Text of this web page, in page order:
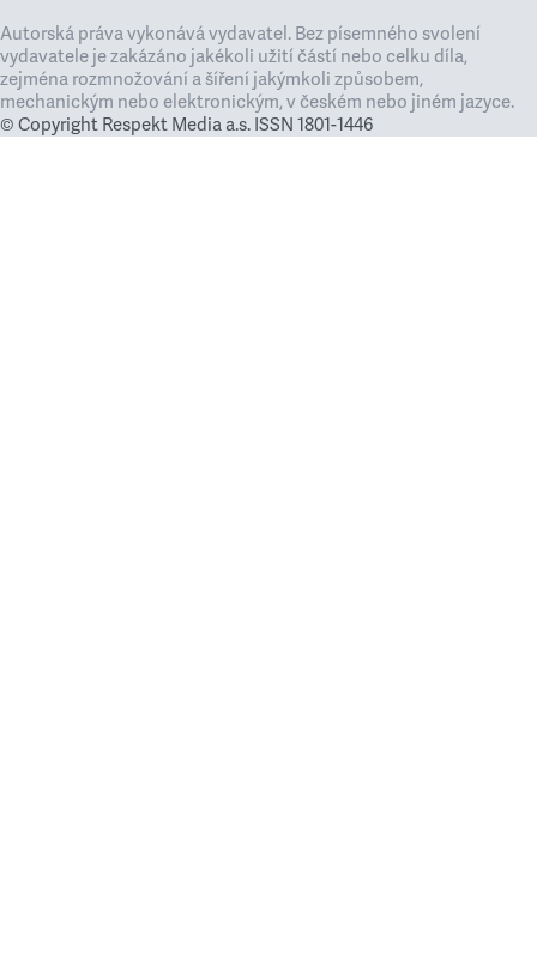
Autorská práva vykonává vydavatel. Bez písemného svolení
vydavatele je zakázáno jakékoli užití částí nebo celku díla,
zejména rozmnožování a šíření jakýmkoli způsobem,
mechanickým nebo elektronickým, v českém nebo jiném jazyce.
© Copyright Respekt Media a.s. ISSN 1801-1446